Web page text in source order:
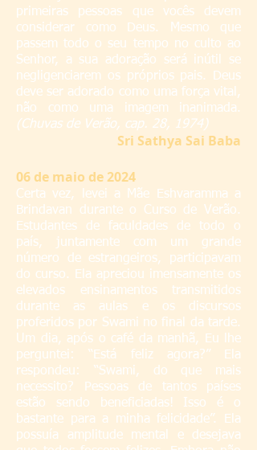
primeiras pessoas que vocês devem
considerar como Deus. Mesmo que
passem todo o seu tempo no culto ao
Senhor, a sua adoração será inútil se
negligenciarem os próprios pais. Deus
deve ser adorado como uma força vital,
não como uma imagem inanimada.
(Chuvas de Verão, cap. 28, 1974)
Sri Sathya Sai Baba
06 de maio de 2024
Certa vez, levei a Mãe Eshvaramma a
Brindavan durante o Curso de Verão.
Estudantes de faculdades de todo o
país, juntamente com um grande
número de estrangeiros, participavam
do curso. Ela apreciou imensamente os
elevados ensinamentos transmitidos
durante as aulas e os discursos
proferidos por Swami no final da tarde.
Um dia, após o café da manhã, Eu lhe
perguntei: “Está feliz agora?” Ela
respondeu: “Swami, do que mais
necessito? Pessoas de tantos países
estão sendo beneficiadas! Isso é o
bastante para a minha felicidade”. Ela
possuía amplitude mental e desejava